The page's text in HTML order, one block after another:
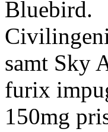
Bluebird.
samt Sky
furix
150mg